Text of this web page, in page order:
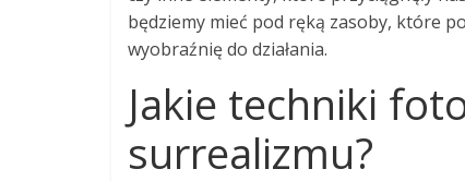
będziemy mieć pod ręką zasoby, które
wyobraźnię do działania.
Jakie techniki
surrealizmu?